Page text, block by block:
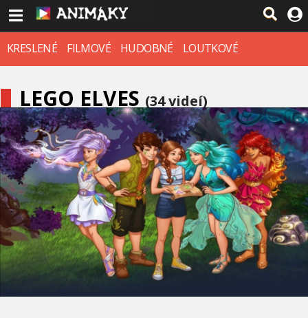
KRESLENÉ FILMOVÉ HUDOBNÉ LOUTKOVÉ
LEGO ELVES (34 videí)